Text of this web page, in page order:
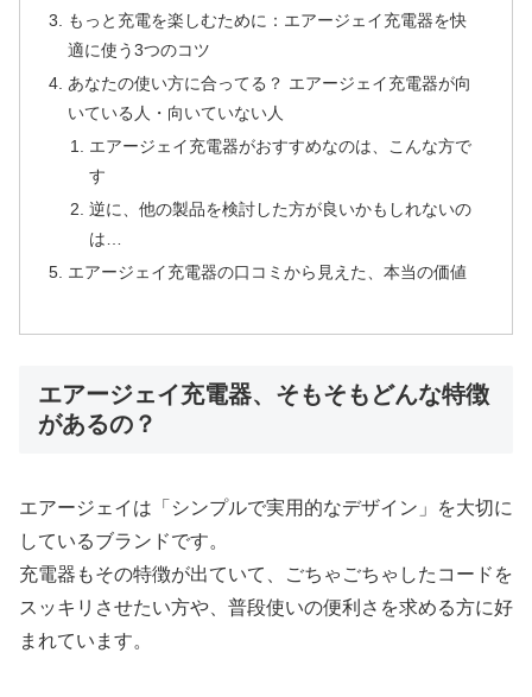
もっと充電を楽しむために：エアージェイ充電器を快
適に使う3つのコツ
あなたの使い方に合ってる？ エアージェイ充電器が向
いている人・向いていない人
エアージェイ充電器がおすすめなのは、こんな方で
す
逆に、他の製品を検討した方が良いかもしれないの
は…
エアージェイ充電器の口コミから見えた、本当の価値
エアージェイ充電器、そもそもどんな特徴
があるの？
エアージェイは「シンプルで実用的なデザイン」を大切に
しているブランドです。
充電器もその特徴が出ていて、ごちゃごちゃしたコードを
スッキリさせたい方や、普段使いの便利さを求める方に好
まれています。